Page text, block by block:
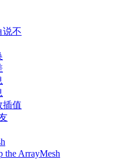
说不
插值
the ArrayMesh